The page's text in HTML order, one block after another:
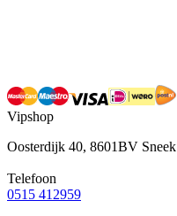
Vipshop
Oosterdijk 40, 8601BV Sneek
Telefoon
0515 412959